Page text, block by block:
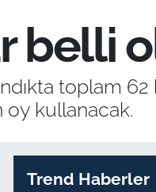
belli
toplam
oy kullanacak.
Trend Haberler